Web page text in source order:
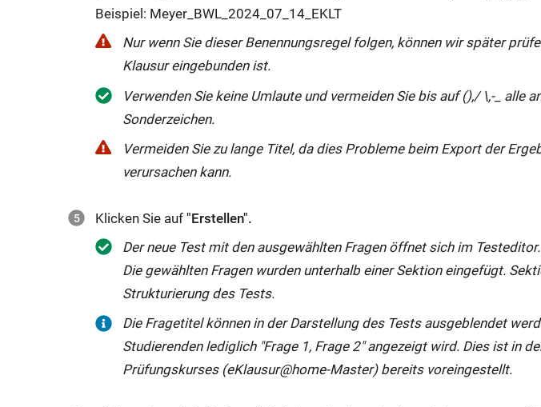
Beispiel: Meyer_BWL_2024_07_14_EKLT
Nur wenn Sie dieser Benennungsregel folgen, können wir später
Klausur eingebunden ist.
Verwenden Sie keine Umlaute und vermeiden Sie bis auf (),/ \,-_ alle
Sonderzeichen.
Vermeiden Sie zu lange Titel, da dies Probleme beim Export der
verursachen kann.
Klicken Sie auf"Erstellen".
Der neue Test mit den ausgewählten Fragen öffnet sich im Testeditor.
Die gewählten Fragen wurden unterhalb einer Sektion eingefügt.
Strukturierung des Tests.
Die Fragetitel können in der Darstellung des Tests ausgeblendet
Studierenden lediglich "Frage 1, Frage 2" angezeigt wird. Dies ist in
Prüfungskurses (eKlausur@home-Master) bereits voreingestellt.